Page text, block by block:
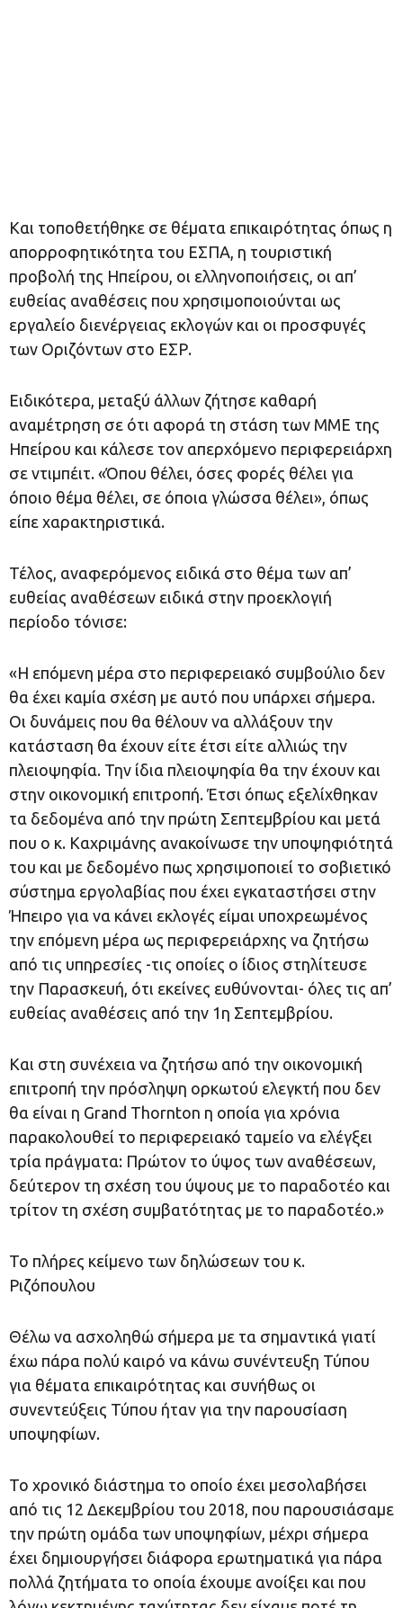
Και τοποθετήθηκε σε θέματα επικαιρότητας όπως η
απορροφητικότητα του ΕΣΠΑ, η τουριστική
προβολή της Ηπείρου, οι ελληνοποιήσεις, οι απ’
ευθείας αναθέσεις που χρησιμοποιούνται ως
εργαλείο διενέργειας εκλογών και οι προσφυγές
των Οριζόντων στο ΕΣΡ.
Ειδικότερα, μεταξύ άλλων ζήτησε καθαρή
αναμέτρηση σε ότι αφορά τη στάση των ΜΜΕ της
Ηπείρου και κάλεσε τον απερχόμενο περιφερειάρχη
σε ντιμπέιτ. «Όπου θέλει, όσες φορές θέλει για
όποιο θέμα θέλει, σε όποια γλώσσα θέλει», όπως
είπε χαρακτηριστικά.
Τέλος, αναφερόμενος ειδικά στο θέμα των απ’
ευθείας αναθέσεων ειδικά στην προεκλογιή
περίοδο τόνισε:
«Η επόμενη μέρα στο περιφερειακό συμβούλιο δεν
θα έχει καμία σχέση με αυτό που υπάρχει σήμερα.
Οι δυνάμεις που θα θέλουν να αλλάξουν την
κατάσταση θα έχουν είτε έτσι είτε αλλιώς την
πλειοψηφία. Την ίδια πλειοψηφία θα την έχουν και
στην οικονομική επιτροπή. Έτσι όπως εξελίχθηκαν
τα δεδομένα από την πρώτη Σεπτεμβρίου και μετά
που ο κ. Καχριμάνης ανακοίνωσε την υποψηφιότητά
του και με δεδομένο πως χρησιμοποιεί το σοβιετικό
σύστημα εργολαβίας που έχει εγκαταστήσει στην
Ήπειρο για να κάνει εκλογές είμαι υποχρεωμένος
την επόμενη μέρα ως περιφερειάρχης να ζητήσω
από τις υπηρεσίες -τις οποίες ο ίδιος στηλίτευσε
την Παρασκευή, ότι εκείνες ευθύνονται- όλες τις απ’
ευθείας αναθέσεις από την 1η Σεπτεμβρίου.
Και στη συνέχεια να ζητήσω από την οικονομική
επιτροπή την πρόσληψη ορκωτού ελεγκτή που δεν
θα είναι η Grand Thornton η οποία για χρόνια
παρακολουθεί το περιφερειακό ταμείο να ελέγξει
τρία πράγματα: Πρώτον το ύψος των αναθέσεων,
δεύτερον τη σχέση του ύψους με το παραδοτέο και
τρίτον τη σχέση συμβατότητας με το παραδοτέο.»
Το πλήρες κείμενο των δηλώσεων του κ.
Ριζόπουλου
Θέλω να ασχοληθώ σήμερα με τα σημαντικά γιατί
έχω πάρα πολύ καιρό να κάνω συνέντευξη Τύπου
για θέματα επικαιρότητας και συνήθως οι
συνεντεύξεις Τύπου ήταν για την παρουσίαση
υποψηφίων.
Το χρονικό διάστημα το οποίο έχει μεσολαβήσει
από τις 12 Δεκεμβρίου του 2018, που παρουσιάσαμε
την πρώτη ομάδα των υποψηφίων, μέχρι σήμερα
έχει δημιουργήσει διάφορα ερωτηματικά για πάρα
πολλά ζητήματα το οποία έχουμε ανοίξει και που